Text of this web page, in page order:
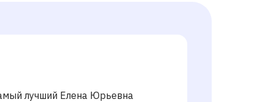
лучший Елена Юрьевна